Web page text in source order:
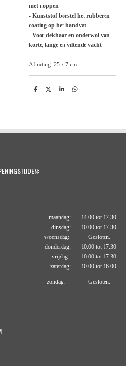
met noppen
- Kunststof borstel het rubberen
coating op het handvat
- Voor dekhaar en onderwol van
korte, lange en viltende vacht
Afmeting: 25 x 7 cm
D
D
S
D
maandag: 14.00 tot 17.30
dinsdag: 10.00 tot 17.30
woensdag: Gesloten.
donderdag: 10.00 tot 17.30
vrijdag : 10.00 tot 17.30
zaterdag: 10.00 tot 16.00
zondag: Gesloten.